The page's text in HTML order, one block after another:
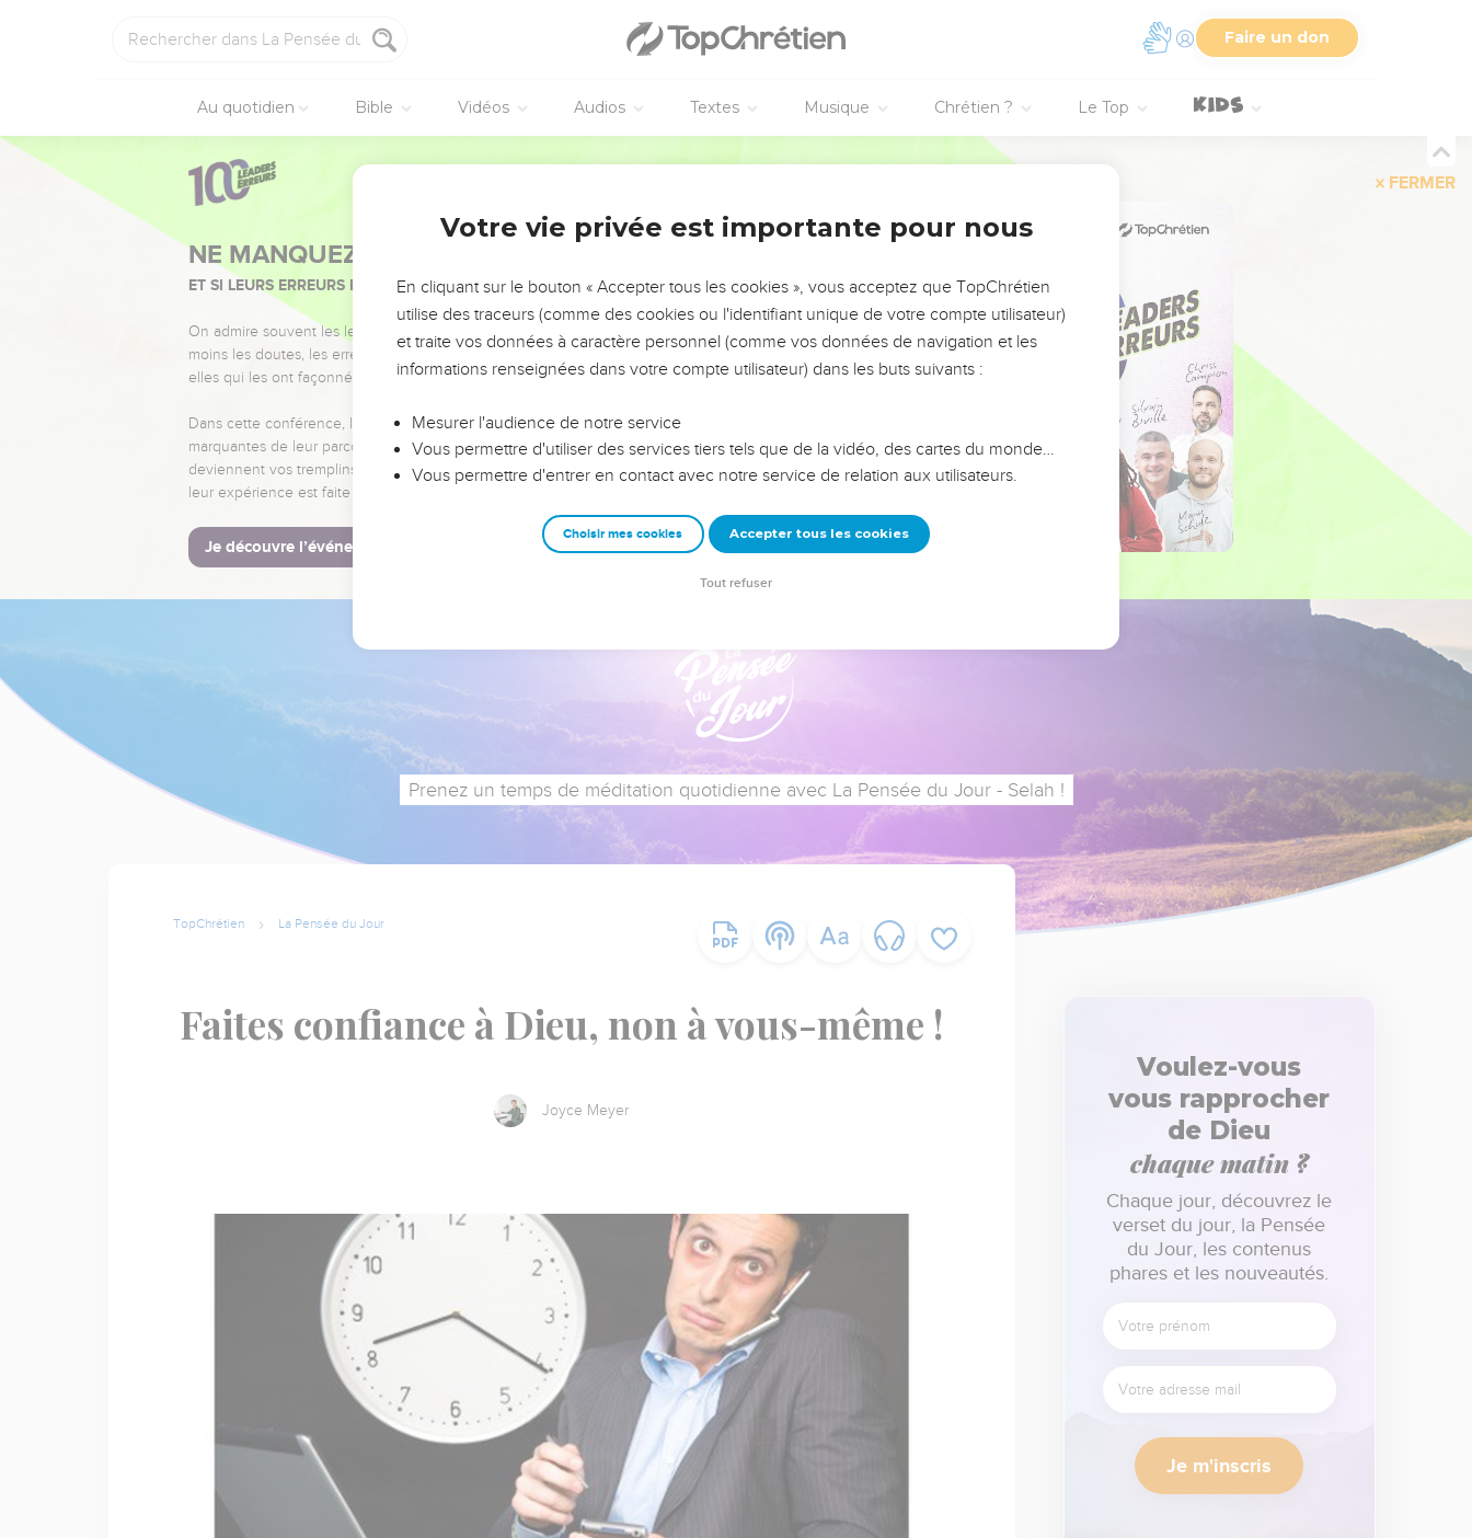
Faire un don
Au quotidien Bible Vidéos Audios Textes Musique Chrétien ? Le Top
FERMER
NE MANQUEZ PAS L’ÉVÉNEMENT DE L’ANNÉE !
ET SI LEURS ERREURS POUVAIENT VOUS ÉVITER LES VOTRES ?
On admire souvent les leaders pour leurs réussites, leur impact, leur foi ou leur vision. Mais on voit
moins les doutes, les erreurs et les saisons difficiles qu'ils ont traversés, alors même que ce sont
elles qui les ont façonnés.
Dans cette conférence, leaders, entrepreneurs, et responsables reviennent sur les erreurs
marquantes de leur parcours et les clés pour avancer avec plus de sagesse afin que leurs erreurs
deviennent vos tremplins. Que vous guidiez un ministère, une équipe, un groupe ou une famille,
leur expérience est faite pour vous.
Je découvre l’événement
Prenez un temps de méditation quotidienne avec La Pensée du Jour - Selah !
TopChrétien La Pensée du Jour
Faites confiance à Dieu, non à vous-même !
Joyce Meyer
Voulez-vous
vous rapprocher
de Dieu
chaque matin ?
Chaque jour, découvrez le
verset du jour, la Pensée
du Jour, les contenus
phares et les nouveautés.
Je m'inscris
Votre vie privée est importante pour nous
En cliquant sur le bouton « Accepter tous les cookies », vous acceptez que TopChrétien
utilise des traceurs (comme des cookies ou l'identifiant unique de votre compte utilisateur)
et traite vos données à caractère personnel (comme vos données de navigation et les
informations renseignées dans votre compte utilisateur) dans les buts suivants :
Mesurer l'audience de notre service
Vous permettre d'utiliser des services tiers tels que de la vidéo, des cartes du monde…
Vous permettre d'entrer en contact avec notre service de relation aux utilisateurs.
Choisir mes cookies Accepter tous les cookies
Tout refuser